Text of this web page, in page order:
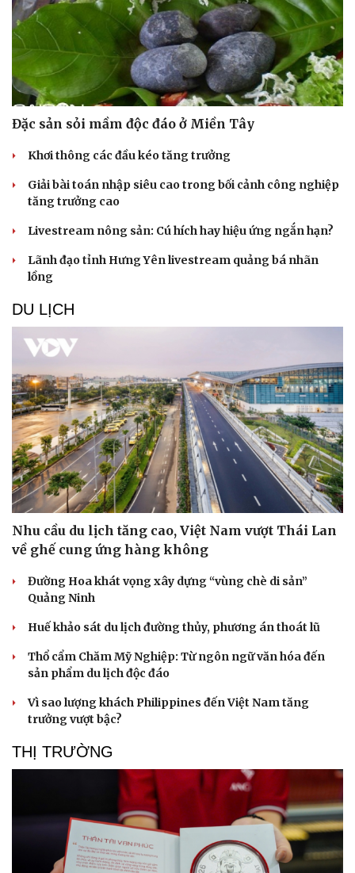
Du lịch
Tư vấn
Săn Tour
Podcast
Câu chuyện thời sự
Kể chuyện cho bé
Đặc sản sỏi mầm độc đáo ở Miền Tây
Khơi thông các đầu kéo tăng trưởng
Giải bài toán nhập siêu cao trong bối cảnh công nghiệp
tăng trưởng cao
Livestream nông sản: Cú hích hay hiệu ứng ngắn hạn?
Lãnh đạo tỉnh Hưng Yên livestream quảng bá nhãn
lồng
DU LỊCH
Nhu cầu du lịch tăng cao, Việt Nam vượt Thái Lan
về ghế cung ứng hàng không
Đường Hoa khát vọng xây dựng “vùng chè di sản”
Quảng Ninh
Huế khảo sát du lịch đường thủy, phương án thoát lũ
Thổ cẩm Chăm Mỹ Nghiệp: Từ ngôn ngữ văn hóa đến
sản phẩm du lịch độc đáo
Vì sao lượng khách Philippines đến Việt Nam tăng
trưởng vượt bậc?
THỊ TRƯỜNG